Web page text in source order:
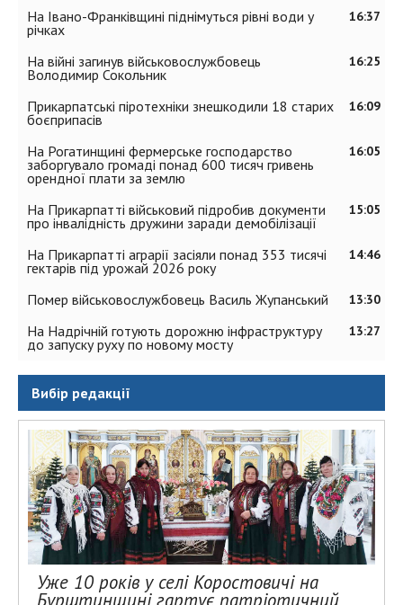
16:37
На Івано-Франківщині піднімуться рівні води у
річках
16:25
На війні загинув військовослужбовець
Володимир Сокольник
16:09
Прикарпатські піротехніки знешкодили 18 старих
боєприпасів
16:05
На Рогатинщині фермерське господарство
заборгувало громаді понад 600 тисяч гривень
орендної плати за землю
15:05
На Прикарпатті військовий підробив документи
про інвалідність дружини заради демобілізації
14:46
На Прикарпатті аграрії засіяли понад 353 тисячі
гектарів під урожай 2026 року
13:30
Помер військовослужбовець Василь Жупанський
13:27
На Надрічній готують дорожню інфраструктуру
до запуску руху по новому мосту
Вибір редакції
Уже 10 років у селі Коростовичі на
Бурштинщині гартує патріотичний